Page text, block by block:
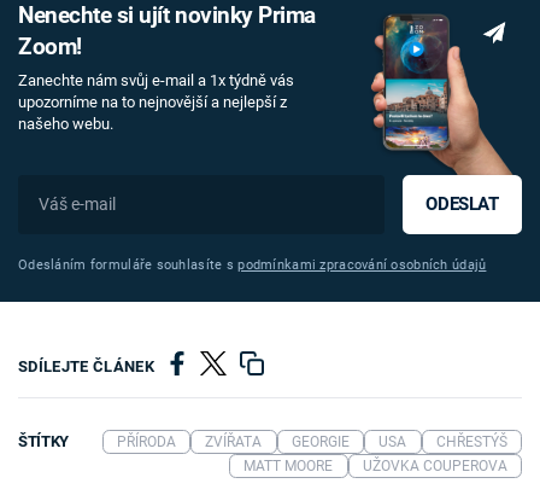
Nenechte si ujít novinky Prima
Zoom!
Zanechte nám svůj e-mail a 1x týdně vás
upozorníme na to nejnovější a nejlepší z
našeho webu.
ODESLAT
Odesláním formuláře souhlasíte spodmínkami zpracování osobních údajů
SDÍLEJTE ČLÁNEK
ŠTÍTKY PŘÍRODA ZVÍŘATA GEORGIE USA
CHŘESTÝŠ
MATT MOORE
UŽOVKA COUPEROVA